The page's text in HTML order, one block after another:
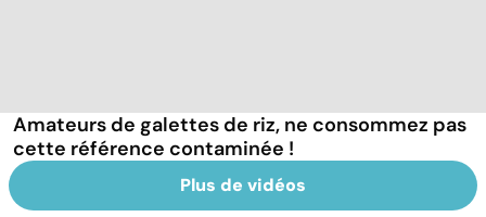
Amateurs de galettes de riz, ne consommez pas
cette référence contaminée !
Plus de vidéos